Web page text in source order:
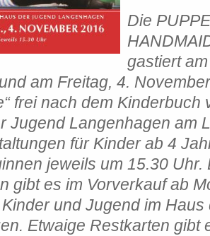
Die
gastiert
am Freitag, 4.
frei nach dem Kinderbuch
Jugend Langenhagen am
für Kinder ab 4
jeweils um 15.30 Uhr.
gibt es im Vorverkauf ab
und Jugend im
Etwaige Restkarten gibt